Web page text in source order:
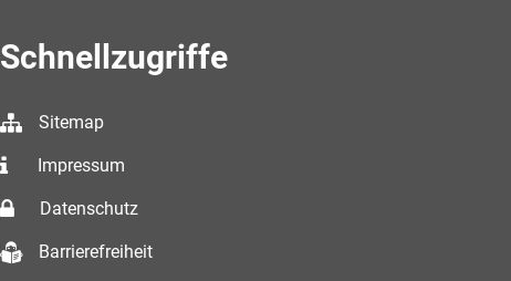
Schnellzugriffe
Sitemap
Impressum
Datenschutz
Barrierefreiheit